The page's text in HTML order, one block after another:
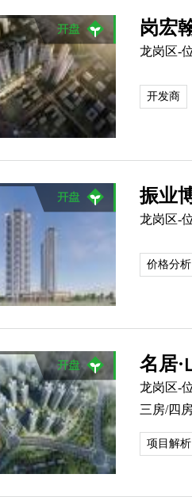
岗宏
龙岗区-
开发商
振业
龙岗区-
价格分析
名居·
龙岗区-
三房/四
项目解析